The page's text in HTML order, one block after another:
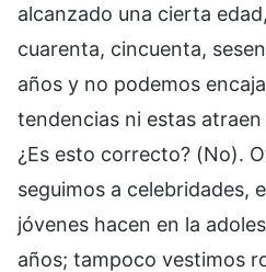
alcanzado una cierta
cuarenta, cincuenta,
años y no podemos
tendencias ni estas
¿Es esto correcto? (No).
seguimos a celebridades,
jóvenes hacen en la
años; tampoco vestimos